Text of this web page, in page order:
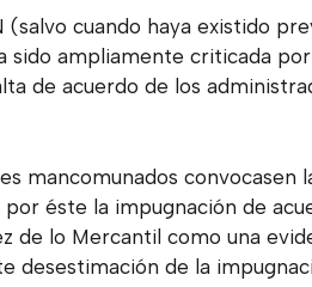
cuando haya existido
sido ampliamente criticada
de acuerdo de los
mancomunados convocasen
éste la impugnación de
lo Mercantil como una
desestimación de la